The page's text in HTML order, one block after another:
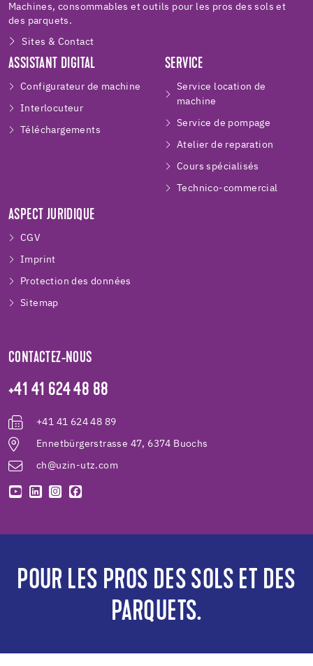
Machines, consommables et outils pour les pros des sols et
des parquets.
Sites & Contact
ASSISTANT DIGITAL
Configurateur de machine
Interlocuteur
Téléchargements
SERVICE
Service location de
machine
Service de pompage
Atelier de reparation
Cours spécialisés
Technico-commercial
ASPECT JURIDIQUE
CGV
Imprint
Protection des données
Sitemap
CONTACTEZ-NOUS
+41 41 624 48 88
+41 41 624 48 89
Ennetbürgerstrasse 47, 6374 Buochs
ch@uzin-utz.com
POUR LES PROS DES SOLS ET DES
PARQUETS.